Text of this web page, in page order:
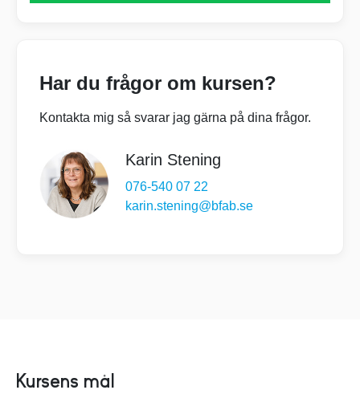
Har du frågor om kursen?
Kontakta mig så svarar jag gärna på dina frågor.
Karin Stening
076-540 07 22
karin.stening@bfab.se
Kursens mål